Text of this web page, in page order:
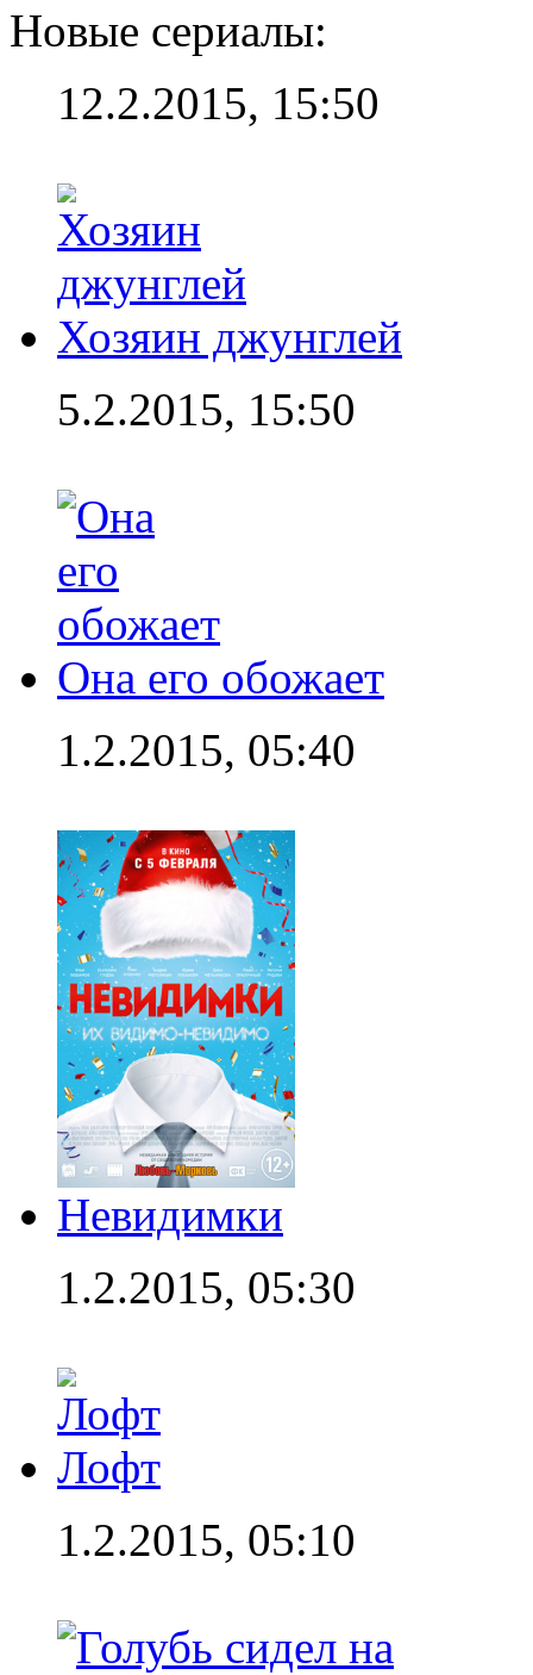
Новые сериалы:
12.2.2015, 15:50
Хозяин джунглей
5.2.2015, 15:50
Она его обожает
1.2.2015, 05:40
Невидимки
1.2.2015, 05:30
Лофт
1.2.2015, 05:10